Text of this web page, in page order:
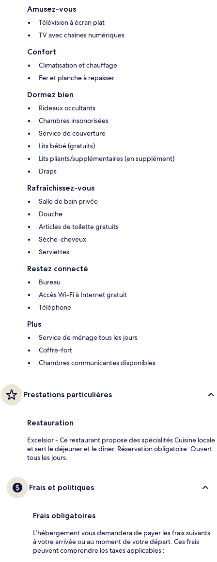
Amusez-vous
Télévision à écran plat
TV avec chaînes numériques
Confort
Climatisation et chauffage
Fer et planche à repasser
Dormez bien
Rideaux occultants
Chambres insonorisées
Service de couverture
Lits bébé (gratuits)
Lits pliants/supplémentaires (en supplément)
Draps
Rafraîchissez-vous
Salle de bain privée
Douche
Articles de toilette gratuits
Sèche-cheveux
Serviettes
Restez connecté
Bureau
Accès Wi-Fi à Internet gratuit
Téléphone
Plus
Service de ménage tous les jours
Coffre-fort
Chambres communicantes disponibles
Prestations particulières
Restauration
Excelsior - Ce restaurant propose des spécialités Cuisine locale
et sert le déjeuner et le dîner. Réservation obligatoire. Ouvert
tous les jours.
Frais et politiques
Frais obligatoires
L’hébergement vous demandera de payer les frais suivants
à votre arrivée ou au moment de votre départ. Ces frais
peuvent comprendre les taxes applicables :